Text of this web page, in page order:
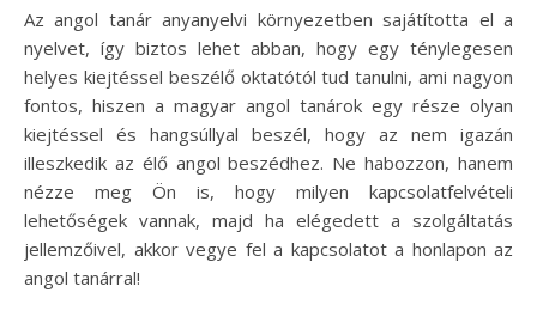
Az angol tanár anyanyelvi környezetben sajátította el a
nyelvet, így biztos lehet abban, hogy egy ténylegesen
helyes kiejtéssel beszélő oktatótól tud tanulni, ami nagyon
fontos, hiszen a magyar angol tanárok egy része olyan
kiejtéssel és hangsúllyal beszél, hogy az nem igazán
illeszkedik az élő angol beszédhez. Ne habozzon, hanem
nézze meg Ön is, hogy milyen kapcsolatfelvételi
lehetőségek vannak, majd ha elégedett a szolgáltatás
jellemzőivel, akkor vegye fel a kapcsolatot a honlapon az
angol tanárral!